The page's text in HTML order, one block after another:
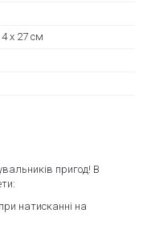
4 х 27 см
пригод! В
натисканні на